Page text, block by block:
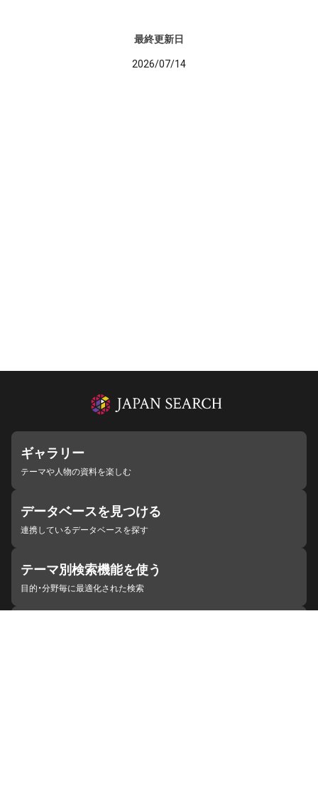
最終更新日
2026/07/14
ギャラリー
テーマや人物の資料を楽しむ
データベースを見つける
連携しているデータベースを探す
テーマ別検索機能を使う
目的・分野毎に最適化された検索